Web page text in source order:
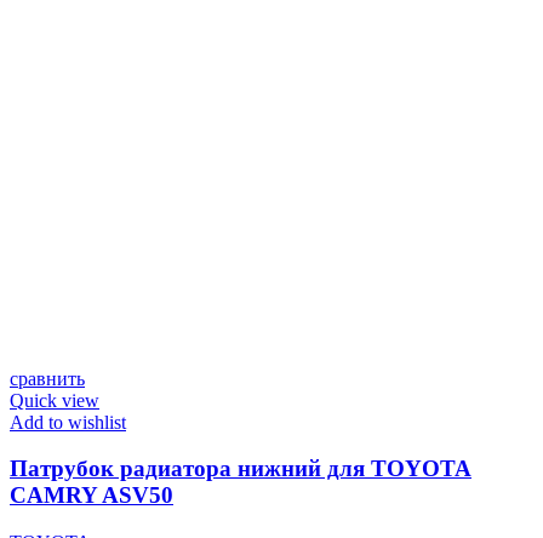
сравнить
Quick view
Add to wishlist
Патрубок радиатора нижний для TOYOTA
CAMRY ASV50